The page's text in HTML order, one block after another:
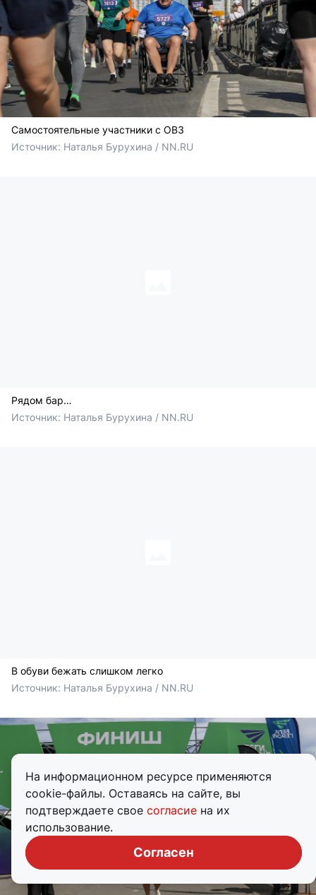
На информационном ресурсе применяются
cookie-файлы. Оставаясь на сайте, вы
подтверждаете свое согласие на их
использование.
Согласен
Самостоятельные участники с ОВЗ
Источник: Наталья Бурухина / NN.RU
Рядом бар…
Источник: Наталья Бурухина / NN.RU
В обуви бежать слишком легко
Источник: Наталья Бурухина / NN.RU